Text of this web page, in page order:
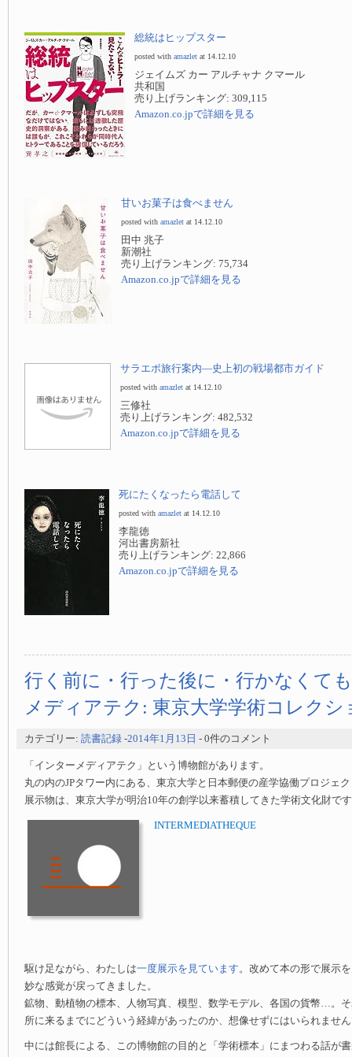
総統はヒップスター
posted with amazlet at 14.12.10
ジェイムズ カー アルチャナ クマール
共和国
売り上げランキング: 309,115
Amazon.co.jpで詳細を見る
甘いお菓子は食べません
posted with amazlet at 14.12.10
田中 兆子
新潮社
売り上げランキング: 75,734
Amazon.co.jpで詳細を見る
サラエボ旅行案内—史上初の戦場都市ガイド
posted with amazlet at 14.12.10
三修社
売り上げランキング: 482,532
Amazon.co.jpで詳細を見る
死にたくなったら電話して
posted with amazlet at 14.12.10
李龍徳
河出書房新社
売り上げランキング: 22,866
Amazon.co.jpで詳細を見る
行く前に・行った後に・行かなくて
メディアテク: 東京大学学術コレクシ
カテゴリー: 読書記録 -2014年1月13日 - 0件のコメント
「インターメディアテク」という博物館があります。
丸の内のJPタワー内にある、東京大学と日本郵便の産学協働プロジェ
展示物は、東京大学が明治10年の創学以来蓄積してきた学術文化財で
INTERMEDIATHEQUE
駆け足ながら、わたしは一度展示を見ています。改めて本の形で展示
妙な感覚が戻ってきました。
鉱物、動植物の標本、人物写真、模型、数学モデル、各国の貨幣…。
所に来るまでにどういう経緯があったのか、想像せずにはいられませ
中には館長による、この博物館の目的と「学術標本」にまつわる話が